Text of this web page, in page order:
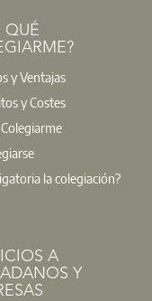
desde
promotores,
su visión podrá
QUÉ
y Ventajas
y Costes
la colegiación?
A
Y